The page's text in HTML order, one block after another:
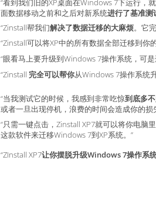
“看到我们旧的XP桌面在Windows 7下运行，
面数据移动之前和之后对新系统进行了基准测
“Zinstall帮我们解决了数据迁移的大麻烦。它
“Zinstall可以将XP中的所有数据全部迁移到你
“眼看马上要升级到Windows 7操作系统，可
“Zinstall 完全可以帮你从Windows 7操作系统
“当我测试它的时候，我感到非常吃惊到底多
或者一旦出现停机，浪费的时间会造成你的
“只需一键点击，Zinstall XP7就可以将你电脑
这款软件来迁移Windows 7到XP系统。”
“ZInstall XP7让你摆脱升级Windows 7操作系